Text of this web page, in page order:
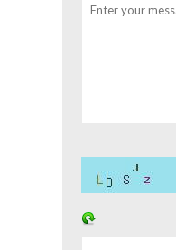
Enter your